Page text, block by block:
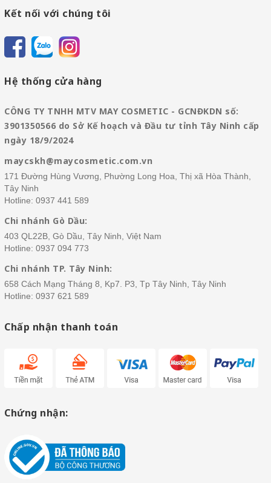
Kết nối với chúng tôi
Hệ thống cửa hàng
CÔNG TY TNHH MTV MAY COSMETIC - GCNĐKDN số:
3901350566 do Sở Kế hoạch và Đầu tư tỉnh Tây Ninh cấp
ngày 18/9/2024
maycskh@maycosmetic.com.vn
171 Đường Hùng Vương, Phường Long Hoa, Thị xã Hòa Thành,
Tây Ninh
Hotline: 0937 441 589
Chi nhánh Gò Dầu:
403 QL22B, Gò Dầu, Tây Ninh, Việt Nam
Hotline: 0937 094 773
Chi nhánh TP. Tây Ninh:
658 Cách Mạng Tháng 8, Kp7. P3, Tp Tây Ninh, Tây Ninh
Hotline: 0937 621 589
Chấp nhận thanh toán
Chứng nhận: